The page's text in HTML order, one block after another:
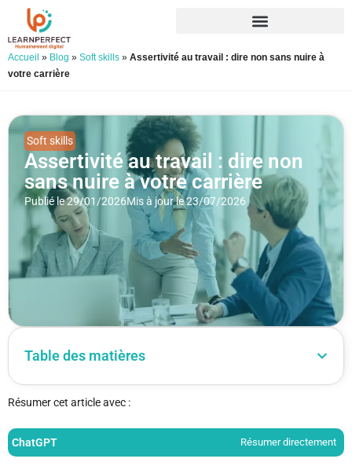
Accueil » Blog » Soft skills » Assertivité au travail : dire non sans nuire à
votre carrière
Soft skills
Assertivité au travail : dire non
sans nuire à votre carrière
Publié le 29/01/2026Mis à jour le 23/07/2026
Table des matières
Résumer cet article avec :
ChatGPT Résumer directement